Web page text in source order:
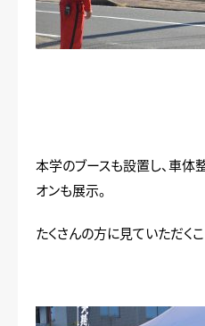
本学のブースも設置し、車体
オンも展示。
たくさんの方に見ていただく